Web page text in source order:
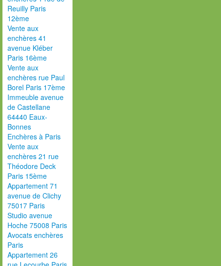
Reuilly Paris
12ème
Vente aux
enchères 41
avenue Kléber
Paris 16ème
Vente aux
enchères rue Paul
Borel Paris 17ème
Immeuble avenue
de Castellane
64440 Eaux-
Bonnes
Enchères à Paris
Vente aux
enchères 21 rue
Théodore Deck
Paris 15ème
Appartement 71
avenue de Clichy
75017 Paris
Studio avenue
Hoche 75008 Paris
Avocats enchères
Paris
Appartement 26